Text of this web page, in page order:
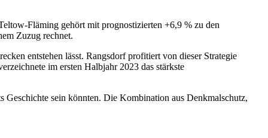
Fläming gehört mit prognostizierten +6,9 % zu den
Zuzug rechnet.
entstehen lässt. Rangsdorf profitiert von dieser Strategie
im ersten Halbjahr 2023 das stärkste
Geschichte sein könnten. Die Kombination aus Denkmalschutz,